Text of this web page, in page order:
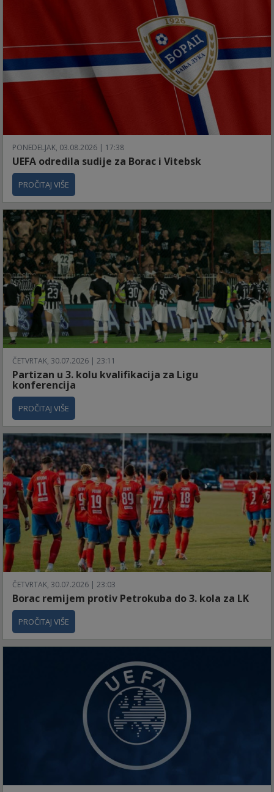
PONEDELJAK, 03.08.2026 | 17:38
UEFA odredila sudije za Borac i Vitebsk
PROČITAJ VIŠE
ČETVRTAK, 30.07.2026 | 23:11
Partizan u 3. kolu kvalifikacija za Ligu
konferencija
PROČITAJ VIŠE
ČETVRTAK, 30.07.2026 | 23:03
Borac remijem protiv Petrokuba do 3. kola za LK
PROČITAJ VIŠE